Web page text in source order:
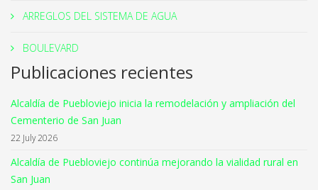
ARREGLOS DEL SISTEMA DE AGUA
BOULEVARD
Publicaciones recientes
Alcaldía de Puebloviejo inicia la remodelación y ampliación del
Cementerio de San Juan
22 July 2026
Alcaldía de Puebloviejo continúa mejorando la vialidad rural en
San Juan